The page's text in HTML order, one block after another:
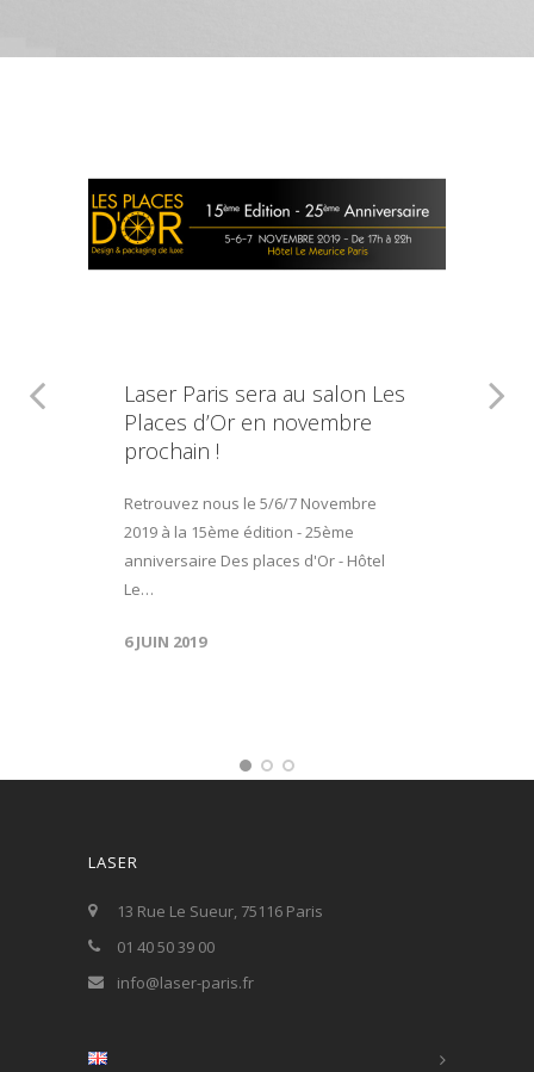
Laser Paris sera au salon Les
Places d’Or en novembre
prochain !
Retrouvez nous le 5/6/7 Novembre
2019 à la 15ème édition - 25ème
anniversaire Des places d'Or - Hôtel
Le…
6 JUIN 2019
LASER
13 Rue Le Sueur, 75116 Paris
01 40 50 39 00
info@laser-paris.fr